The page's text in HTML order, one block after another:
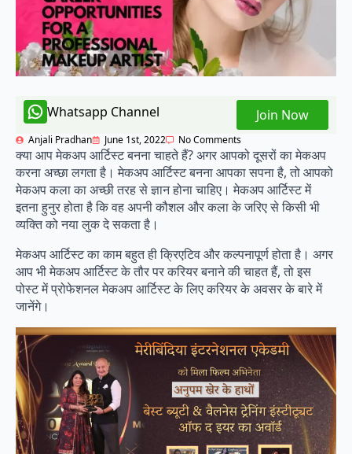
Whatsapp Channel Join Now
Anjali Pradhan June 1st, 2022 No Comments
क्या आप मेकअप आर्टिस्ट बनना चाहते हैं? अगर आपको दूसरों का मेकअप
करना अच्छा लगता है। मेकअप आर्टिस्ट बनना आपका सपना है, तो आपको
मेकअप कला का अच्छी तरह से ज्ञान होना चाहिए। मेकअप आर्टिस्ट में
इतना हुनुर होता है कि वह अपनी कौशल और कला के जरिए से किसी भी
व्यक्ति को नया लुक दे सकता है।
मेकअप आर्टिस्ट का काम बहुत ही क्रिएटिव और कल्पनापूर्ण होता है। अगर
आप भी मेकअप आर्टिस्ट के तौर पर करियर बनाने की चाहत हैं, तो इस
पोस्ट में प्रोफेशनल मेकअप आर्टिस्ट के लिए करियर के अवसर के बारे में
जानेंगे।